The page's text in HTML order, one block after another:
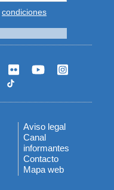
condiciones
Menú
del
pie
Aviso legal
Canal
informantes
Contacto
Mapa web